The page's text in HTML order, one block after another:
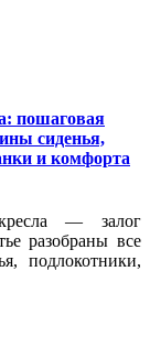
пошаговая
сиденья,
и комфорта
— залог
разобраны все
подлокотники,